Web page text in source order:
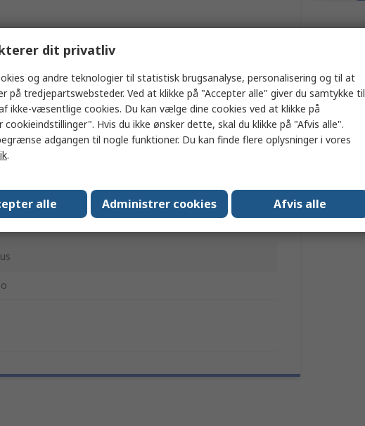
flere attributter.
Værdi
dit privatliv
og andre teknologier til statistisk brugsanalyse, personalisering og til at
på tredjepartswebsteder. Ved at klikke på "Accepter alle" giver du samtykke til
ikke-væsentlige cookies. Du kan vælge dine cookies ved at klikke på
cookieindstillinger". Hvis du ikke ønsker dette, skal du klikke på "Afvis alle".
adgangen til nogle funktioner. Du kan finde flere oplysninger i vores
.
alle Administrer cookies Afvis alle